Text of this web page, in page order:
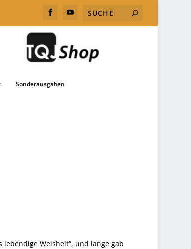
Sonderausgaben
lebendige Weisheit“, und lange gab